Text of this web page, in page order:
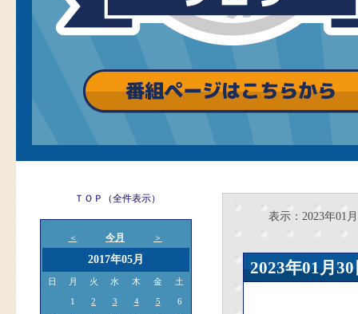
ＴＯＰ（全件表示）
＜ 今月 ＞
2017年05月
日 月 火 水 木 金 土
1 2 3 4 5
6
表示：2023年01月
2023年01